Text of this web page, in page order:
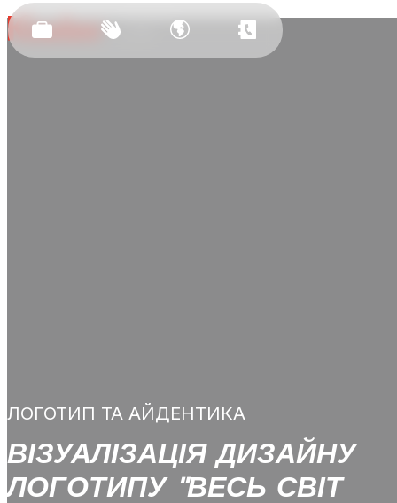
ЛОГОТИП ТА АЙДЕНТИКА
ВІЗУАЛІЗАЦІЯ ДИЗАЙНУ
ЛОГОТИПУ "ВЕСЬ СВІТ